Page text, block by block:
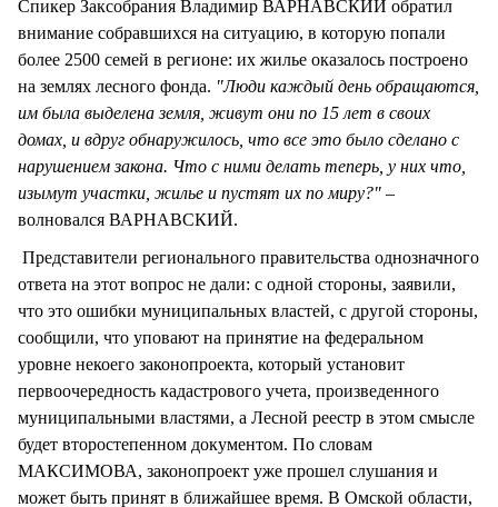
Спикер Заксобрания Владимир ВАРНАВСКИЙ обратил
внимание собравшихся на ситуацию, в которую попали
более 2500 семей в регионе: их жилье оказалось построено
на землях лесного фонда. "Люди каждый день обращаются,
им была выделена земля, живут они по 15 лет в своих
домах, и вдруг обнаружилось, что все это было сделано с
нарушением закона. Что с ними делать теперь, у них что,
изымут участки, жилье и пустят их по миру?" –
волновался ВАРНАВСКИЙ.
Представители регионального правительства однозначного
ответа на этот вопрос не дали: с одной стороны, заявили,
что это ошибки муниципальных властей, с другой стороны,
сообщили, что уповают на принятие на федеральном
уровне некоего законопроекта, который установит
первоочередность кадастрового учета, произведенного
муниципальными властями, а Лесной реестр в этом смысле
будет второстепенном документом. По словам
МАКСИМОВА, законопроект уже прошел слушания и
может быть принят в ближайшее время. В Омской области,